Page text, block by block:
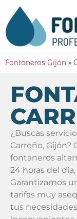
Fontaneros Gijón »
¿Buscas
Carreño,
fontaneros
24 horas del
Garantizamos
tarifas muy
tus